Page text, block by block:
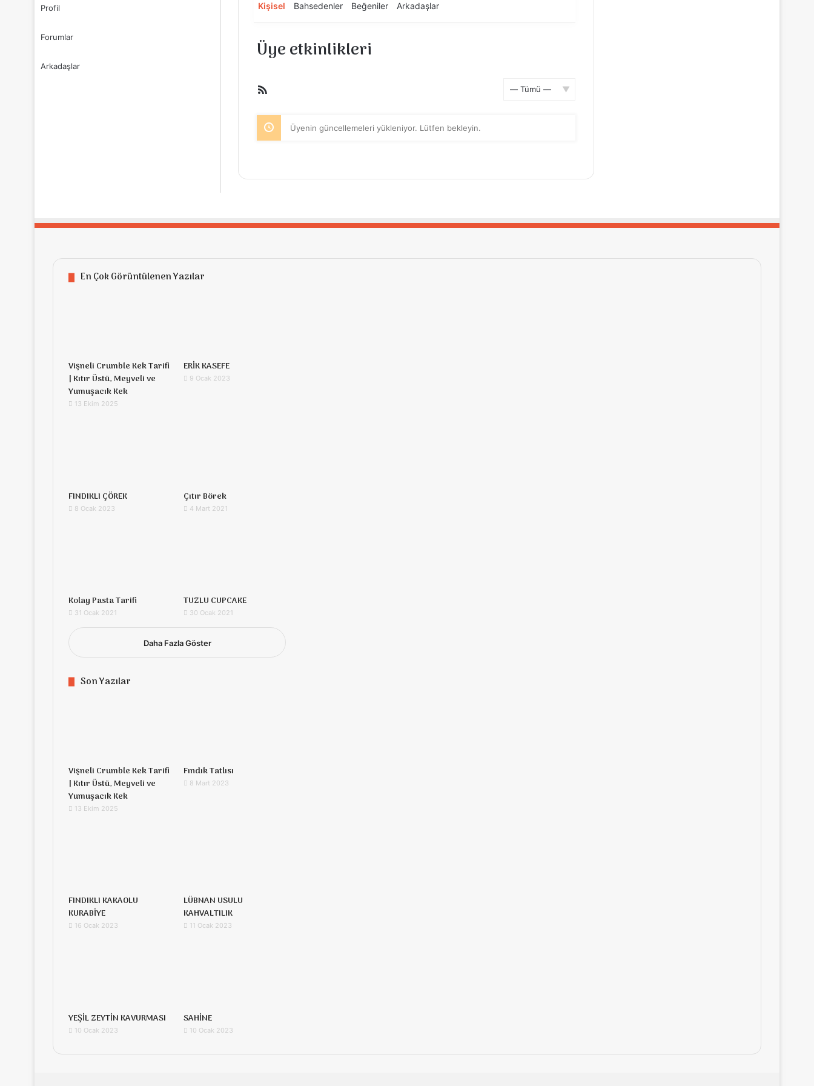
Profil
Forumlar
Arkadaşlar
Kişisel Bahsedenler Beğeniler Arkadaşlar
Üye etkinlikleri
beslemesi
Üyenin güncellemeleri yükleniyor. Lütfen bekleyin.
En Çok Görüntülenen Yazılar
Vişneli Crumble Kek Tarifi
| Kıtır Üstü, Meyveli ve
Yumuşacık Kek
13 Ekim 2025
ERİK KASEFE
9 Ocak 2023
FINDIKLI ÇÖREK
8 Ocak 2023
Çıtır Börek
4 Mart 2021
Kolay Pasta Tarifi
31 Ocak 2021
TUZLU CUPCAKE
30 Ocak 2021
Daha Fazla Göster
Son Yazılar
Vişneli Crumble Kek Tarifi
| Kıtır Üstü, Meyveli ve
Yumuşacık Kek
13 Ekim 2025
Fındık Tatlısı
8 Mart 2023
FINDIKLI KAKAOLU
KURABİYE
16 Ocak 2023
LÜBNAN USULU
KAHVALTILIK
11 Ocak 2023
YEŞİL ZEYTİN KAVURMASI
10 Ocak 2023
SAHİNE
10 Ocak 2023